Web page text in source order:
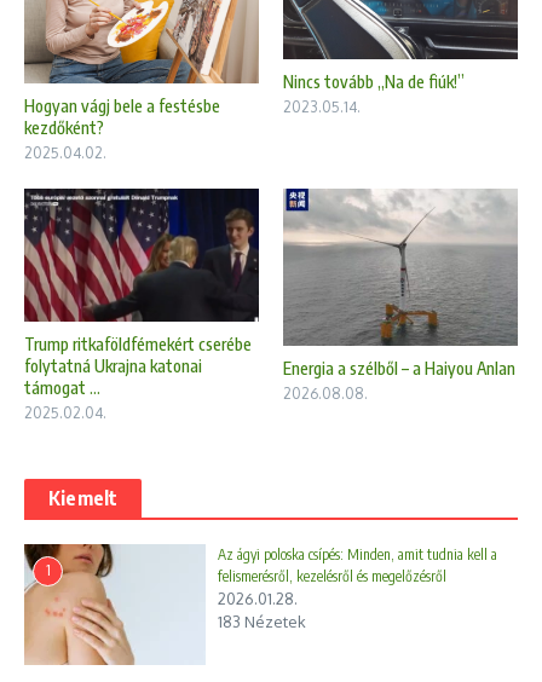
Hogyan vágj bele a festésbe
kezdőként?
2025.04.02.
Nincs tovább „Na de fiúk!”
2023.05.14.
Trump ritkaföldfémekért cserébe
folytatná Ukrajna katonai
támogat ...
2025.02.04.
Energia a szélből – a Haiyou Anlan
2026.08.08.
Kiemelt
1
Az ágyi poloska csípés: Minden, amit tudnia kell a
felismerésről, kezelésről és megelőzésről
2026.01.28.
183 Nézetek